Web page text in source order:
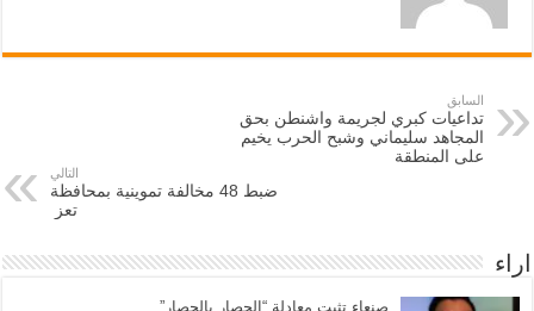
السابق
تداعيات كبري لجريمة واشنطن بحق
المجاهد سليماني وشبح الحرب يخيم
على المنطقة
التالي
ضبط 48 مخالفة تموينية بمحافظة
تعز
اراء
صنعاء تثبت معادلة “الحصار بالحصار”